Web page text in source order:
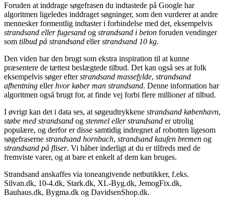
Foruden at inddrage søgefrasen du indtastede på Google har
algoritmen ligeledes inddraget søgninger, som den vurderer at andre
mennesker formentlig indtaster i forbindelse med det, eksempelvis
strandsand eller fugesand og strandsand i beton foruden vendinger
som tilbud på strandsand ellerstrandsand 10 kg.
Den viden har den brugt som ekstra inspiration til at kunne
præsentere de tættest beslægtede tilbud. Det kan også ses at folk
eksempelvis søger efterstrandsand massefylde, strandsand
afhentning ellerhvor køber man strandsand. Denne information har
algoritmen også brugt for, at finde vej forbi flere millioner af tilbud.
I øvrigt kan det i data ses, at søgeudtrykkene strandsand københavn,
støbe med strandsand og stenmel eller strandsand er utrolig
populære, og derfor er disse samtidig indregnet af robotten ligesom
søgefraserne strandsand hornbach, strandsand kaufen bremen og
strandsand på fliser. Vi håber inderligt at du er tilfreds med de
fremviste varer, og at bare et enkelt af dem kan bruges.
Strandsand anskaffes via toneangivende netbutikker, f.eks.
Silvan.dk, 10-4.dk, Stark.dk, XL-Byg.dk, JemogFix.dk,
Bauhaus.dk, Bygma.dk og DavidsenShop.dk.